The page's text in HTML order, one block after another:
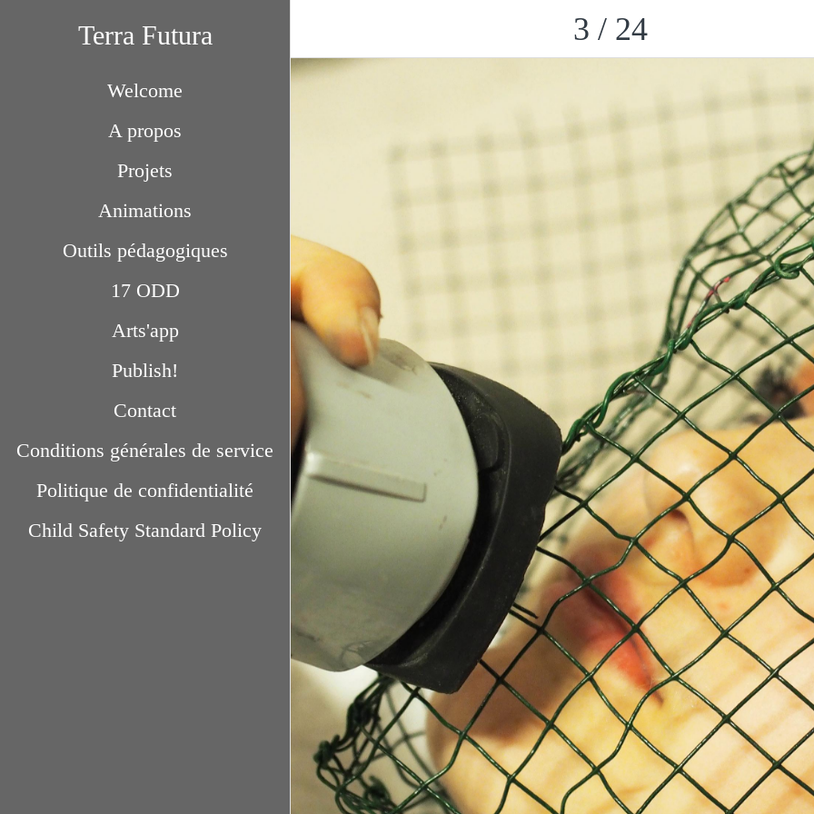
Terra Futura
Welcome
A propos
Projets
Animations
Outils pédagogiques
17 ODD
Arts'app
Publish!
Contact
Conditions générales de service
Politique de confidentialité
Child Safety Standard Policy
3 / 24
arrow_drop_down